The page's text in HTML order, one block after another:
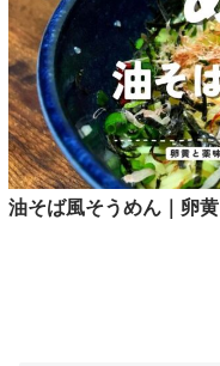
油そば風そうめん｜卵